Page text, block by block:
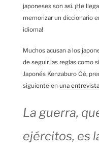
japoneses son así. ¡He
memorizar un diccionario
idioma!
Muchos acusan a los
de seguir las reglas como
Japonés Kenzaburo Oé,
siguiente en una
La guerra,
ejércitos, es